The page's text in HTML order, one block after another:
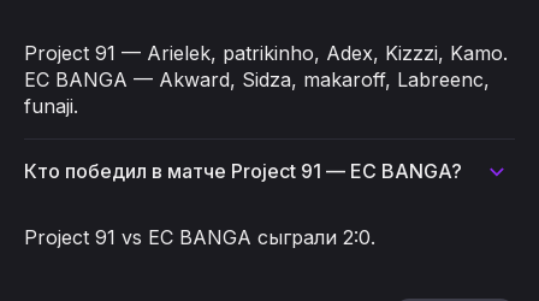
Project 91 — Arielek, patrikinho, Adex, Kizzzi, Kamo.
EC BANGA — Akward, Sidza, makaroff, Labreenc,
funaji.
Кто победил в матче Project 91 — EC BANGA?
Project 91 vs EC BANGA сыграли 2:0.